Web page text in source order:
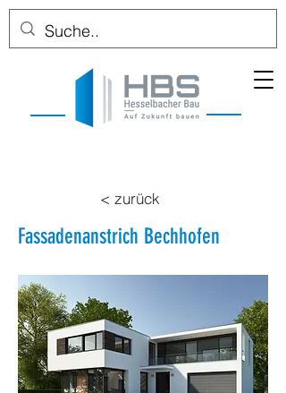
< zurück
Fassadenanstrich Bechhofen